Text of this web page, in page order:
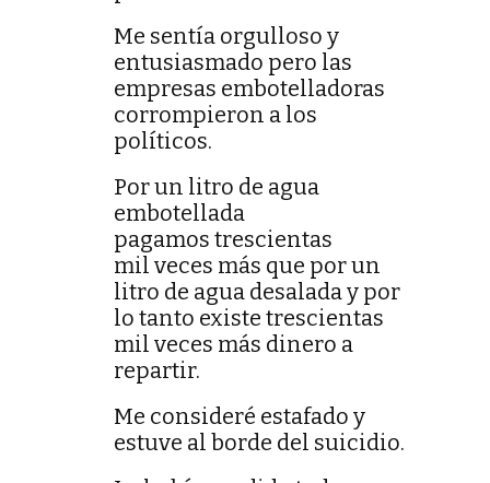
Me sentía orgulloso y
entusiasmado pero las
empresas embotelladoras
corrompieron a los
políticos.
Por un litro de agua
embotellada
pagamos trescientas
mil veces más que por un
litro de agua desalada y por
lo tanto existe trescientas
mil veces más dinero a
repartir.
Me consideré estafado y
estuve al borde del suicidio.